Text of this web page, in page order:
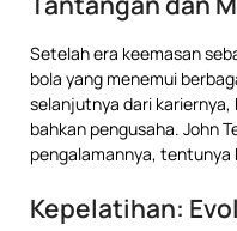
Setelah era keemasan
bola yang menemui
selanjutnya dari
bahkan pengusaha. John
pengalamannya,
Kepelatihan: